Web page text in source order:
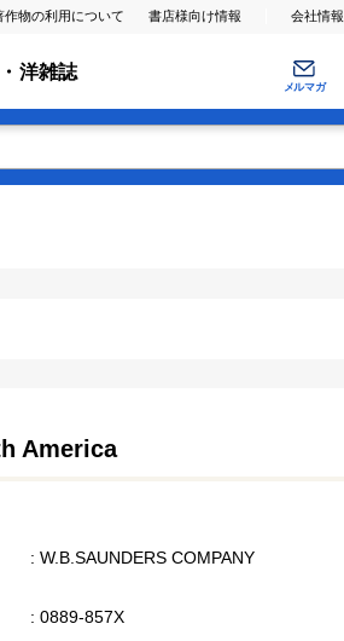
作物の利用について 書店様向け情報 会社情報
洋雑誌
メルマガ
America
: W.B.SAUNDERS COMPANY
: 0889-857X